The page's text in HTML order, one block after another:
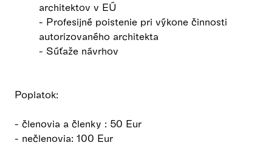
architektov v EÚ
- Profesijné poistenie pri výkone činnosti
autorizovaného architekta
- Súťaže návrhov
Poplatok:
- členovia a členky : 50 Eur
- nečlenovia: 100 Eur